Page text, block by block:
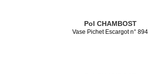
Pol CHAMBOST
Vase Pichet Escargot n° 894